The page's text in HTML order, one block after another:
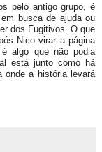
pelo antigo grupo, é
busca de ajuda ou
dos Fugitivos. O que
Nico virar a página
algo que não podia
está junto como há
onde a história levará